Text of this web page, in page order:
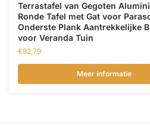
Terrastafel van Gegoten
Ronde Tafel met Gat voor
Onderste Plank Aantrekkelijke
voor Veranda Tuin
€82,79
Meer informatie